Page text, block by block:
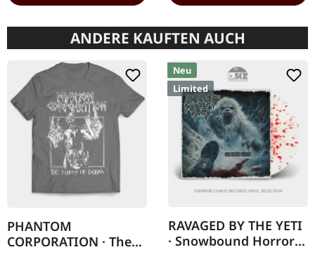
ANDERE KAUFTEN AUCH
PHANTOM
CORPORATION · The
Neu
Limited
RAVAGED BY THE YETI
· Snowbound Horror |